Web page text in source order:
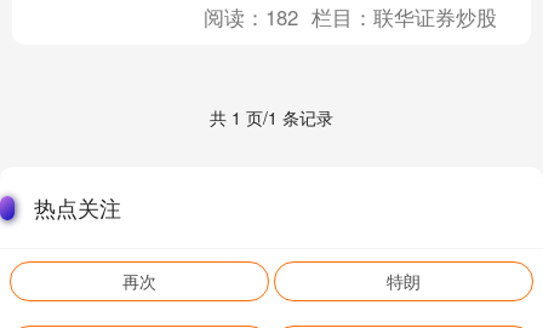
阅读： 182 栏目：联华证券炒股
共 1 页/1 条记录
热点关注
再次 特朗